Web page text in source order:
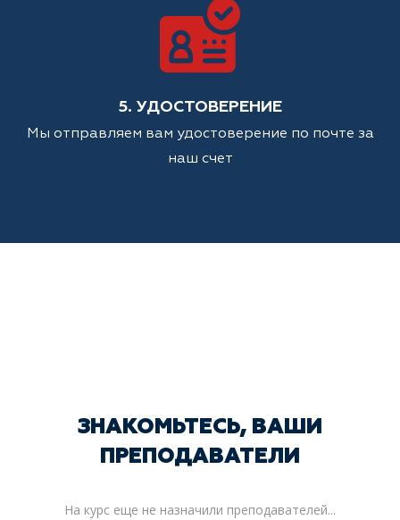
5. УДОСТОВЕРЕНИЕ
Мы отправляем вам удостоверение по почте за
наш счет
ЗНАКОМЬТЕСЬ, ВАШИ
ПРЕПОДАВАТЕЛИ
На курс еще не назначили преподавателей...